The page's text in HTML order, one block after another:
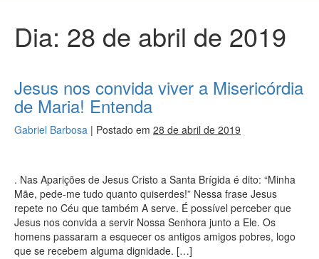
Dia: 28 de abril de 2019
Jesus nos convida viver a Misericórdia
de Maria! Entenda
Gabriel Barbosa | Postado em 28 de abril de 2019
. Nas Aparições de Jesus Cristo a Santa Brígida é dito: “Minha
Mãe, pede-me tudo quanto quiserdes!” Nessa frase Jesus
repete no Céu que também A serve. É possível perceber que
Jesus nos convida a servir Nossa Senhora junto a Ele. Os
homens passaram a esquecer os antigos amigos pobres, logo
que se recebem alguma dignidade. […]